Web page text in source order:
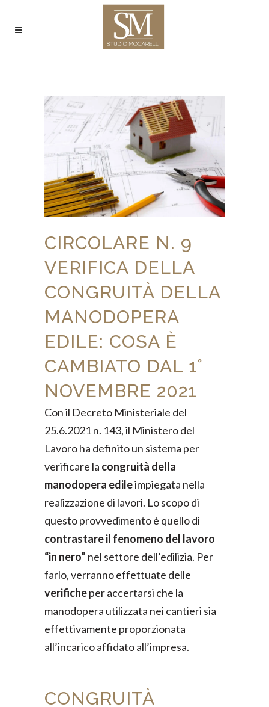
CIRCOLARE N. 9
VERIFICA DELLA
CONGRUITÀ DELLA
MANODOPERA
EDILE: COSA È
CAMBIATO DAL 1°
NOVEMBRE 2021
Con il Decreto Ministeriale del
25.6.2021 n. 143, il Ministero del
Lavoro ha definito un sistema per
verificare la congruità della
manodopera edileimpiegata nella
realizzazione di lavori. Lo scopo di
questo provvedimento è quello di
contrastare il fenomeno del lavoro
“in nero” nel settore dell’edilizia. Per
farlo, verranno effettuate delle
verificheper accertarsi che la
manodopera utilizzata nei cantieri sia
effettivamente proporzionata
all’incarico affidato all’impresa.
CONGRUITÀ